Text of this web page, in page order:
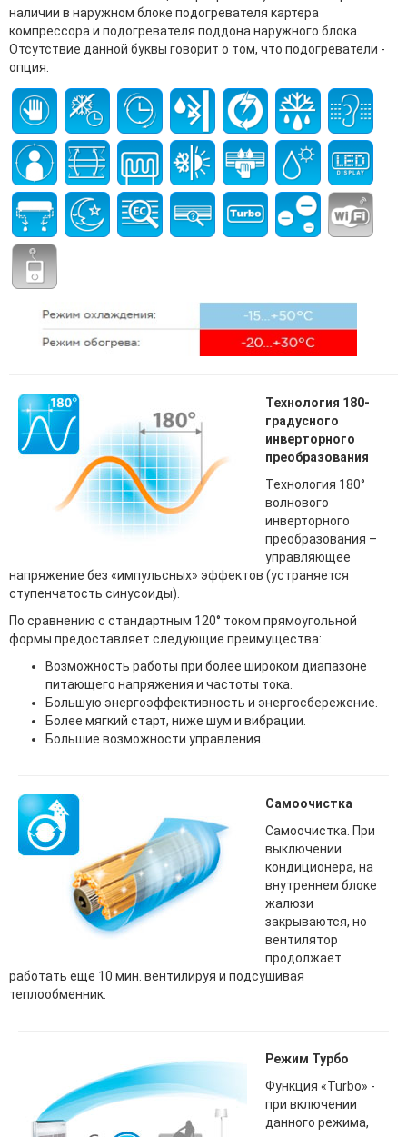
наличии в наружном блоке подогревателя картера
компрессора и подогревателя поддона наружного блока.
Отсутствие данной буквы говорит о том, что подогреватели -
опция.
Технология 180-
градусного
инверторного
преобразования
Технология 180°
волнового
инверторного
преобразования –
управляющее
напряжение без «импульсных» эффектов (устраняется
ступенчатость синусоиды).
По сравнению с стандартным 120° током прямоугольной
формы предоставляет следующие преимущества:
Возможность работы при более широком диапазоне
питающего напряжения и частоты тока.
Большую энергоэффективность и энергосбережение.
Более мягкий старт, ниже шум и вибрации.
Большие возможности управления.
Самоочистка
Самоочистка. При
выключении
кондиционера, на
внутреннем блоке
жалюзи
закрываются, но
вентилятор
продолжает
работать еще 10 мин. вентилируя и подсушивая
теплообменник.
Режим Турбо
Функция «Turbo» -
при включении
данного режима,